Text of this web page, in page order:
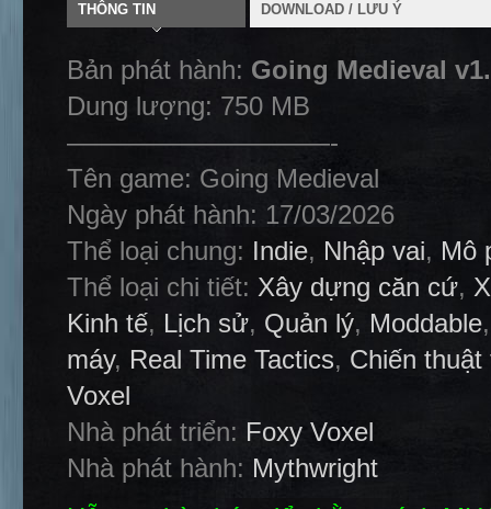
THÔNG TIN DOWNLOAD / LƯU Ý
Bản phát hành: Going Medieval
Dung lượng: 750 MB
——————————-
Tên game: Going Medieval
Ngày phát hành: 17/03/2026
Thể loại chung: Indie, Nhập vai, Mô
Thể loại chi tiết: Xây dựng căn cứ,
Kinh tế, Lịch sử, Quản lý, Moddable
máy, Real Time Tactics, Chiến
Voxel
Nhà phát triển: Foxy Voxel
Nhà phát hành: Mythwright